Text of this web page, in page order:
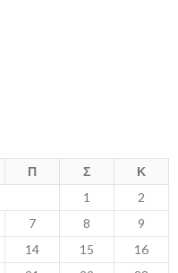
Π Σ
Κ
1
2
7 8
9
14 15
16